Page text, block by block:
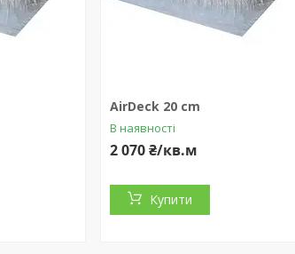
AirDeck 20 cm
В наявності
2 070 ₴/кв.м
Купити